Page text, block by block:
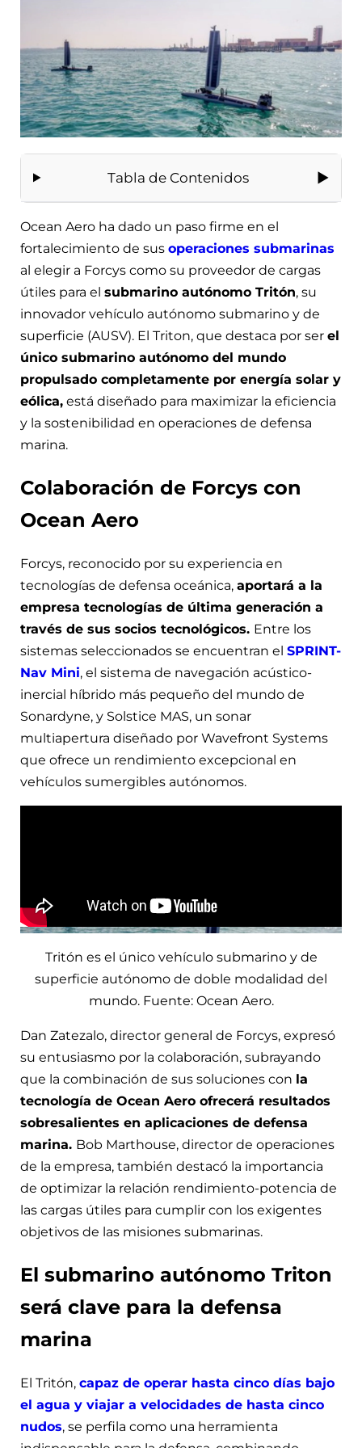
Tabla de Contenidos
Ocean Aero ha dado un paso firme en el
fortalecimiento de sus operaciones submarinas
al elegir a Forcys como su proveedor de cargas
útiles para el submarino autónomo Tritón, su
innovador vehículo autónomo submarino y de
superficie (AUSV). El Triton, que destaca por ser el
único submarino autónomo del mundo
propulsado completamente por energía solar y
eólica, está diseñado para maximizar la eficiencia
y la sostenibilidad en operaciones de defensa
marina.
Colaboración de Forcys con
Ocean Aero
Forcys, reconocido por su experiencia en
tecnologías de defensa oceánica, aportará a la
empresa tecnologías de última generación a
través de sus socios tecnológicos. Entre los
sistemas seleccionados se encuentran el SPRINT-
Nav Mini, el sistema de navegación acústico-
inercial híbrido más pequeño del mundo de
Sonardyne, y Solstice MAS, un sonar
multiapertura diseñado por Wavefront Systems
que ofrece un rendimiento excepcional en
vehículos sumergibles autónomos.
Tritón es el único vehículo submarino y de
superficie autónomo de doble modalidad del
mundo. Fuente: Ocean Aero.
Dan Zatezalo, director general de Forcys, expresó
su entusiasmo por la colaboración, subrayando
que la combinación de sus soluciones con la
tecnología de Ocean Aero ofrecerá resultados
sobresalientes en aplicaciones de defensa
marina. Bob Marthouse, director de operaciones
de la empresa, también destacó la importancia
de optimizar la relación rendimiento-potencia de
las cargas útiles para cumplir con los exigentes
objetivos de las misiones submarinas.
El submarino autónomo Triton
será clave para la defensa
marina
El Tritón, capaz de operar hasta cinco días bajo
el agua y viajar a velocidades de hasta cinco
nudos, se perfila como una herramienta